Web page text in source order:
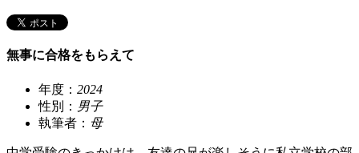
無事に合格をもらえて
年度： 2024
性別： 男子
執筆者： 母